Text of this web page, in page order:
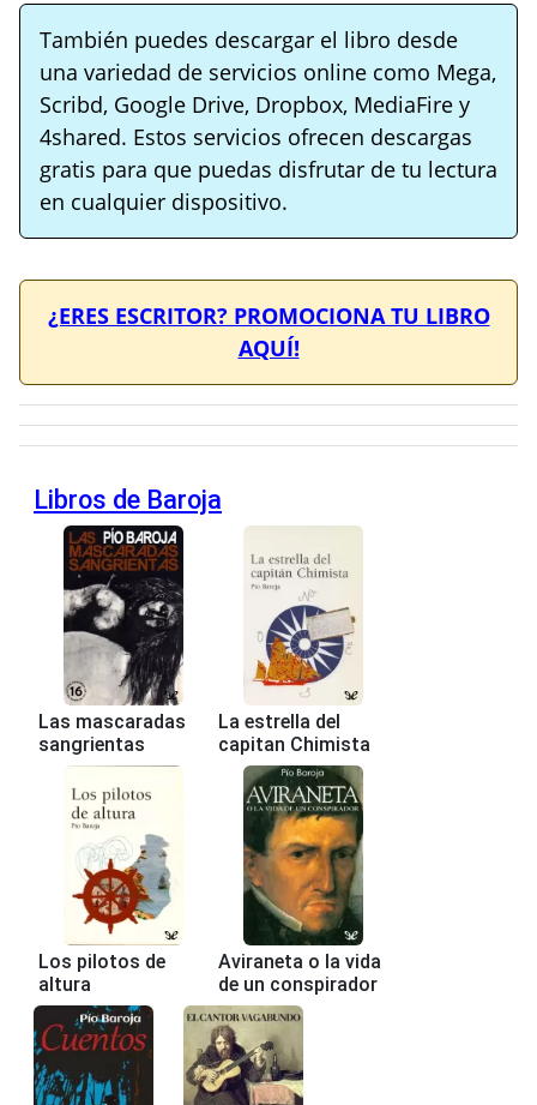
También puedes descargar el libro desde
una variedad de servicios online como Mega,
Scribd, Google Drive, Dropbox, MediaFire y
4shared. Estos servicios ofrecen descargas
gratis para que puedas disfrutar de tu lectura
en cualquier dispositivo.
¿ERES ESCRITOR? PROMOCIONA TU LIBRO
AQUÍ!
Libros de Baroja
Las mascaradas
sangrientas
La estrella del
capitan Chimista
Los pilotos de
altura
Aviraneta o la vida
de un conspirador